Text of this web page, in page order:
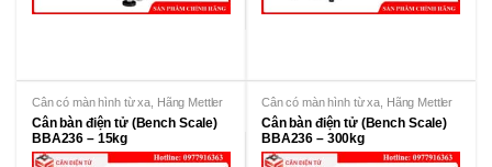
Cân có màn hình từ xa Hãng Mettler
Toledo
Cân bàn điện tử (Bench Scale)
BBA236 – 15kg
Cân có màn hình từ xa Hãng Mettler
Toledo
Cân bàn điện tử (Bench Scale)
BBA236 – 300kg